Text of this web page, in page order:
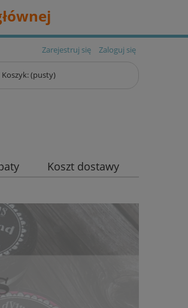
Zarejestruj się Zaloguj się
Koszyk:(pusty)
Koszt dostawy